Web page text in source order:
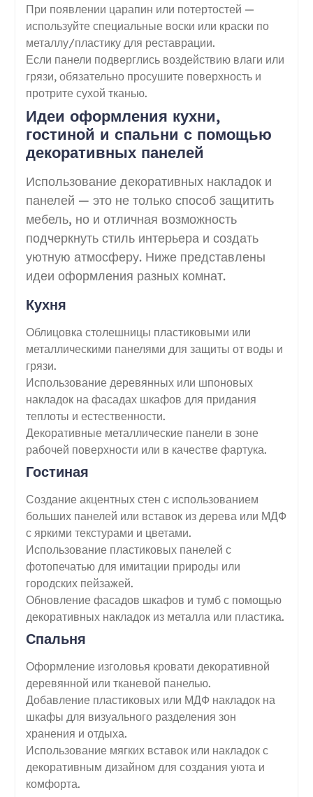
При появлении царапин или потертостей —
используйте специальные воски или краски по
металлу/пластику для реставрации.
Если панели подверглись воздействию влаги или
грязи, обязательно просушите поверхность и
протрите сухой тканью.
Идеи оформления кухни,
гостиной и спальни с помощью
декоративных панелей
Использование декоративных накладок и
панелей — это не только способ защитить
мебель, но и отличная возможность
подчеркнуть стиль интерьера и создать
уютную атмосферу. Ниже представлены
идеи оформления разных комнат.
Кухня
Облицовка столешницы пластиковыми или
металлическими панелями для защиты от воды и
грязи.
Использование деревянных или шпоновых
накладок на фасадах шкафов для придания
теплоты и естественности.
Декоративные металлические панели в зоне
рабочей поверхности или в качестве фартука.
Гостиная
Создание акцентных стен с использованием
больших панелей или вставок из дерева или МДФ
с яркими текстурами и цветами.
Использование пластиковых панелей с
фотопечатью для имитации природы или
городских пейзажей.
Обновление фасадов шкафов и тумб с помощью
декоративных накладок из металла или пластика.
Спальня
Оформление изголовья кровати декоративной
деревянной или тканевой панелью.
Добавление пластиковых или МДФ накладок на
шкафы для визуального разделения зон
хранения и отдыха.
Использование мягких вставок или накладок с
декоративным дизайном для создания уюта и
комфорта.